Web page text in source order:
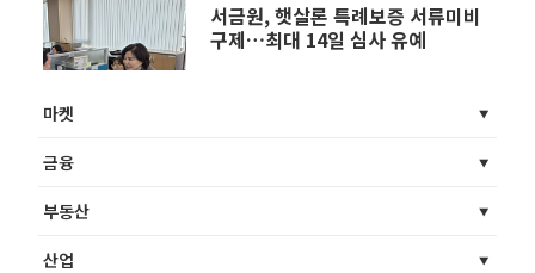
서금원, 햇살론 특례보증 서류미비
구제…최대 14일 심사 유예
마켓
금융
부동산
산업